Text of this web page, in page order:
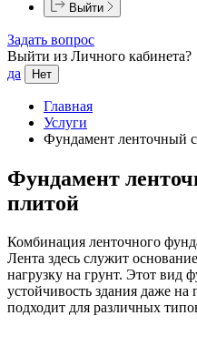
Выйти
Задать вопрос
Выйти из Личного кабинета?
да
Нет
Главная
Услуги
Фундамент ленточный
Фундамент
плитой
Комбинация ленточного
Лента здесь служит
нагрузку на грунт. Этот вид
устойчивость здания даже
подходит для различных